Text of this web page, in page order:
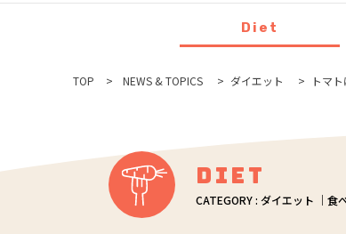
Diet
TOP NEWS & TOPICS ダイエット トマ
Diet
CATEGORY : ダイエット ｜食